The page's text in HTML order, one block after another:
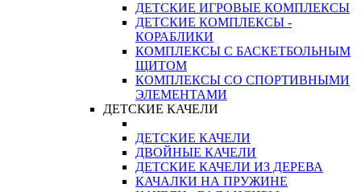
ДЕТСКИЕ ИГРОВЫЕ КОМПЛЕКСЫ
ДЕТСКИЕ КОМПЛЕКСЫ -
КОРАБЛИКИ
КОМПЛЕКСЫ С БАСКЕТБОЛЬНЫМ
ЩИТОМ
КОМПЛЕКСЫ СО СПОРТИВНЫМИ
ЭЛЕМЕНТАМИ
ДЕТСКИЕ КАЧЕЛИ
ДЕТСКИЕ КАЧЕЛИ
ДВОЙНЫЕ КАЧЕЛИ
ДЕТСКИЕ КАЧЕЛИ ИЗ ДЕРЕВА
КАЧАЛКИ НА ПРУЖИНЕ